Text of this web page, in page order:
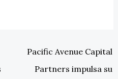
Pacific Avenue Capital
Partners impulsa su